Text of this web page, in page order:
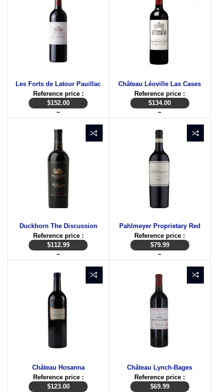
Les Forts de Latour Pauillac
Reference price :
$152.00
~
Château Léoville Las Cases
Reference price :
$134.00
~
Duckhorn The Discussion
Reference price :
$112.99
~
Pahlmeyer Proprietary Red
Reference price :
$79.99
~
Château Hosanna
Reference price :
$123.00
Château Lynch-Bages
Reference price :
$69.99